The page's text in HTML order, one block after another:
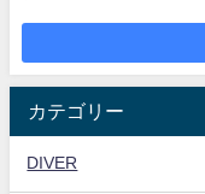
カテゴリー
DIVER